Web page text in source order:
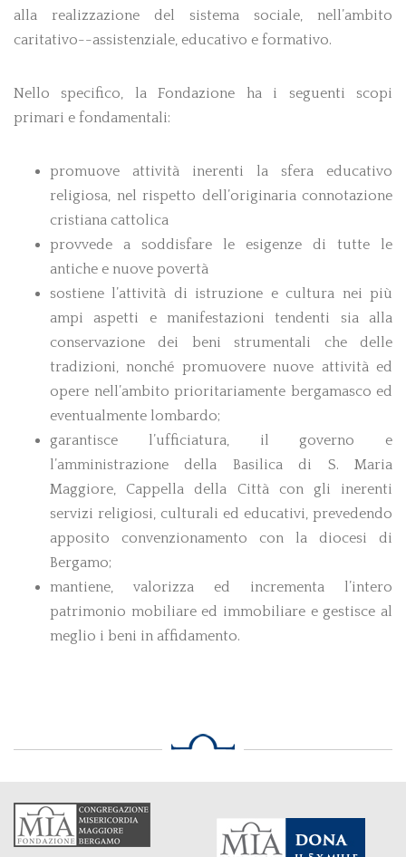
Le crescenti esigenze
per garantire l’ufficiatura
della basilica
fondazione di una scuola di chierici. Con
l’istituzione del seminario vescovile, la scuola
anticipò il ginnasio-liceo di piazza Rosate) e
la Misericordia Maggiore per oltre due secoli
e mezzo si assunse l’onere di gestire la scuola
godeva di ampi privilegi concessi dalla
amministrazione veneziana e perfino dal
papa, che garantivano di amministrare
patrimonio e basilica senza ingerenze
esterne. Per evitare che il vescovo cittadino
interferisse nella gestione della chiesa, fu
smontato l’antico battesimale da secoli
custodito nel battistero che sorgeva dentro la
navata maggiore.
1600
Col trascorrere dei secoli
il patrimonio della
Misericordia crebbe
effettuate negli anni di carestia per procurare
quanto necessario per il soccorso dei poveri.
Negli anni più difficili, col ricavato dei poderi
grande cura con la quale il patrimonio della
quali 15.000 circa venivano spesi per i
poveri.
alla realizzazione del sistema sociale, nell’ambito
caritativo--assistenziale, educativo e formativo.
Nello specifico, la Fondazione ha i seguenti scopi
primari e fondamentali:
promuove attività inerenti la sfera educativo
religiosa, nel rispetto dell’originaria connotazione
cristiana cattolica
provvede a soddisfare le esigenze di tutte le
antiche e nuove povertà
sostiene l’attività di istruzione e cultura nei più
ampi aspetti e manifestazioni tendenti sia alla
conservazione dei beni strumentali che delle
tradizioni, nonché promuovere nuove attività ed
opere nell’ambito prioritariamente bergamasco ed
eventualmente lombardo;
garantisce l’ufficiatura, il governo e
l’amministrazione della Basilica di S. Maria
Maggiore, Cappella della Città con gli inerenti
servizi religiosi, culturali ed educativi, prevedendo
apposito convenzionamento con la diocesi di
Bergamo;
mantiene, valorizza ed incrementa l’intero
patrimonio mobiliare ed immobiliare e gestisce al
meglio i beni in affidamento.